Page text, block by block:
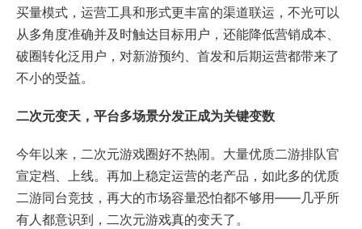
买量模式，运营工具和形式更丰富的渠道联运，不光可以
从多角度准确并及时触达目标用户，还能降低营销成本、
破圈转化泛用户，对新游预约、首发和后期运营都带来了
不小的受益。
二次元变天，平台多场景分发正成为关键变数
今年以来，二次元游戏圈好不热闹。大量优质二游排队官
宣定档、上线。再加上稳定运营的老产品，如此多的优质
二游同台竞技，再大的市场容量恐怕都不够用——几乎所
有人都意识到，二次元游戏真的变天了。